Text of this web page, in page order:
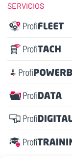
SERVICIOS